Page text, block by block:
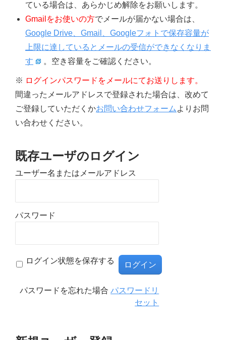
ている場合は、あらかじめ解除をお願いします。
Gmailをお使いの方でメールが届かない場合は、
Google Drive、Gmail、Googleフォトで保存容量が
上限に達しているとメールの受信ができなくなりま
す
。空き容量をご確認ください。
※ ログインパスワードをメールにてお送りします。
間違ったメールアドレスで登録された場合は、改めて
ご登録していただくかお問い合わせフォーム よりお問
い合わせください。
既存ユーザのログイン
ユーザー名またはメールアドレス
パスワード
ログイン状態を保存する
パスワードを忘れた場合パスワードリ
セット